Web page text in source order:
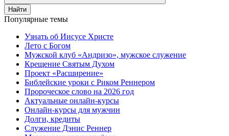
Найти
Популярные темы
Узнать об Иисусе Христе
Лето с Богом
Мужской клуб «Андризо», мужское служение
Крещение Святым Духом
Проект «Расширение»
Библейские уроки с Риком Реннером
Пророческое слово на 2026 год
Актуальные онлайн-курсы
Онлайн-курсы для мужчин
Долги, кредиты
Служение Дэнис Реннер